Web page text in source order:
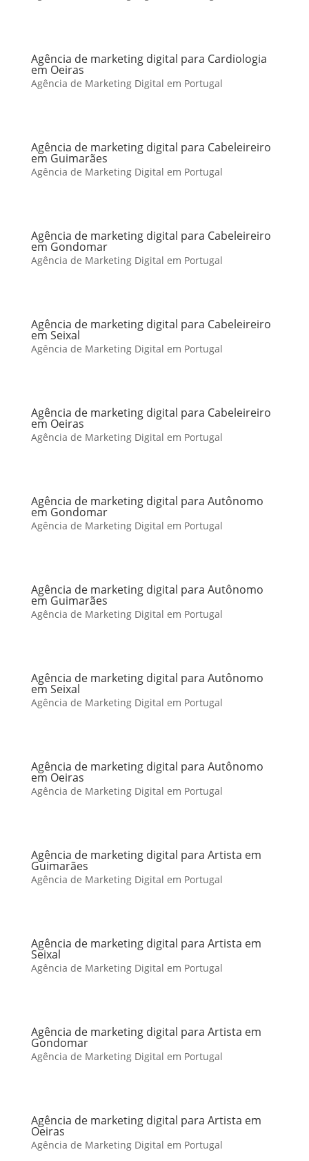
Agência de marketing digital para Cardiologia
em Oeiras
Agência de Marketing Digital em Portugal
Agência de marketing digital para Cabeleireiro
em Guimarães
Agência de Marketing Digital em Portugal
Agência de marketing digital para Cabeleireiro
em Gondomar
Agência de Marketing Digital em Portugal
Agência de marketing digital para Cabeleireiro
em Seixal
Agência de Marketing Digital em Portugal
Agência de marketing digital para Cabeleireiro
em Oeiras
Agência de Marketing Digital em Portugal
Agência de marketing digital para Autônomo
em Gondomar
Agência de Marketing Digital em Portugal
Agência de marketing digital para Autônomo
em Guimarães
Agência de Marketing Digital em Portugal
Agência de marketing digital para Autônomo
em Seixal
Agência de Marketing Digital em Portugal
Agência de marketing digital para Autônomo
em Oeiras
Agência de Marketing Digital em Portugal
Agência de marketing digital para Artista em
Guimarães
Agência de Marketing Digital em Portugal
Agência de marketing digital para Artista em
Seixal
Agência de Marketing Digital em Portugal
Agência de marketing digital para Artista em
Gondomar
Agência de Marketing Digital em Portugal
Agência de marketing digital para Artista em
Oeiras
Agência de Marketing Digital em Portugal